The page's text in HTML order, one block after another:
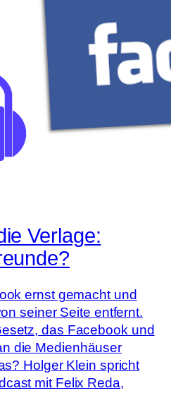
Verlage:
ernst gemacht und
seiner Seite entfernt.
das Facebook und
die Medienhäuser
Holger Klein spricht
mit Felix Reda,